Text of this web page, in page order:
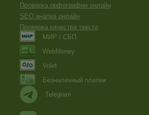
Проверка орфографии онлайн
SEO анализ онлайн
Проверка качества текста
МИР / СБП
WebMoney
Volet
Безналичный платеж
Telegram